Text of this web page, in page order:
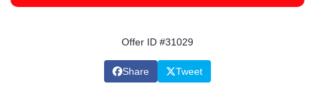
Offer ID #31029
Share Tweet